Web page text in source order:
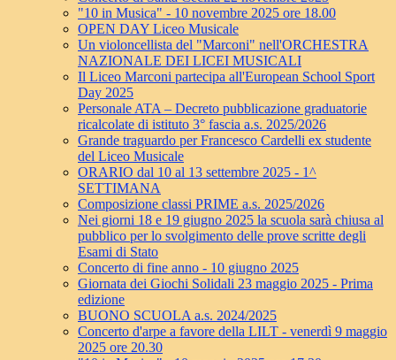
"10 in Musica" - 10 novembre 2025 ore 18.00
OPEN DAY Liceo Musicale
Un violoncellista del "Marconi" nell'ORCHESTRA
NAZIONALE DEI LICEI MUSICALI
Il Liceo Marconi partecipa all'European School Sport
Day 2025
Personale ATA – Decreto pubblicazione graduatorie
ricalcolate di istituto 3° fascia a.s. 2025/2026
Grande traguardo per Francesco Cardelli ex studente
del Liceo Musicale
ORARIO dal 10 al 13 settembre 2025 - 1^
SETTIMANA
Composizione classi PRIME a.s. 2025/2026
Nei giorni 18 e 19 giugno 2025 la scuola sarà chiusa al
pubblico per lo svolgimento delle prove scritte degli
Esami di Stato
Concerto di fine anno - 10 giugno 2025
Giornata dei Giochi Solidali 23 maggio 2025 - Prima
edizione
BUONO SCUOLA a.s. 2024/2025
Concerto d'arpe a favore della LILT - venerdì 9 maggio
2025 ore 20.30